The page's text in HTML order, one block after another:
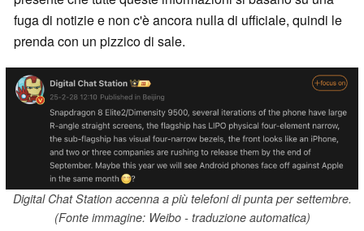
fuga di notizie e non c'è ancora nulla di ufficiale, quindi le
prenda con un pizzico di sale.
Digital Chat Station accenna a più telefoni di punta per settembre.
(Fonte immagine: Weibo - traduzione automatica)